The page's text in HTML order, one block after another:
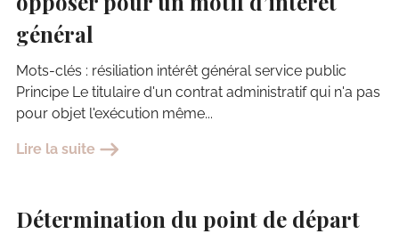
général
Mots-clés : résiliation intérêt général service public
Principe Le titulaire d'un contrat administratif qui n'a pas
pour objet l'exécution même...
Lire la suite
Détermination du point de départ